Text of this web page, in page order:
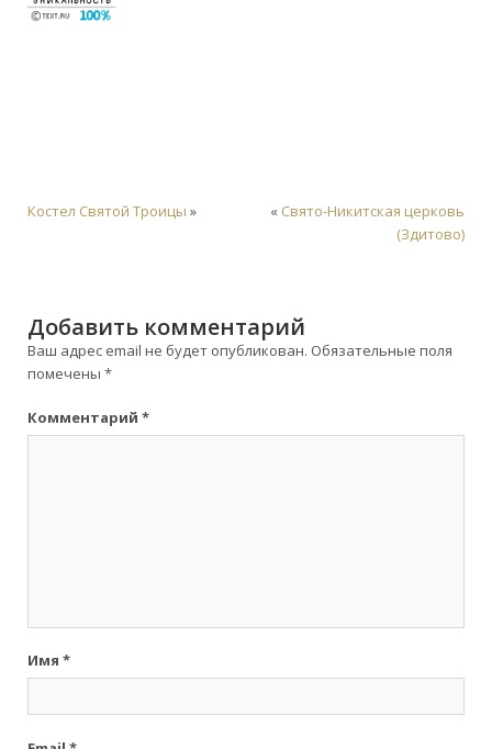
Костел Святой Троицы » « Свято-Никитская церковь
(Здитово)
Добавить комментарий
Ваш адрес email не будет опубликован. Обязательные поля
помечены *
Комментарий *
Имя *